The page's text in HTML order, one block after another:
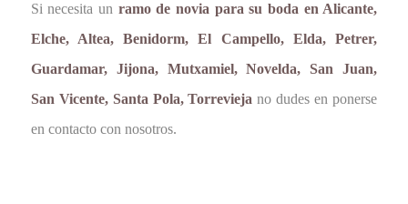
Si necesita un ramo de novia para su boda en Alicante,
Elche, Altea, Benidorm, El Campello, Elda, Petrer,
Guardamar, Jijona, Mutxamiel, Novelda, San Juan,
San Vicente, Santa Pola, Torrevieja no dudes en ponerse
en contacto con nosotros.